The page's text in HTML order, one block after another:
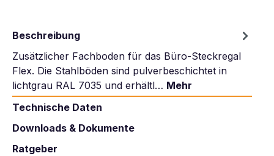
Beschreibung
Zusätzlicher Fachboden für das Büro-Steckregal
Flex. Die Stahlböden sind pulverbeschichtet in
lichtgrau RAL 7035 und erhältl… Mehr
Technische Daten
Downloads & Dokumente
Ratgeber